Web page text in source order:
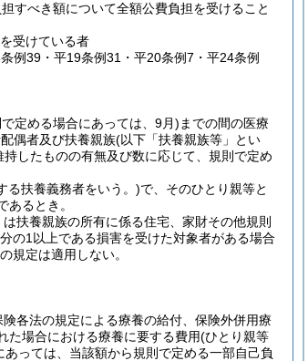
すべき額について全額公費負担を受けること
受けている者
例39・平19条例31・平20条例7・平24条例
定める場合にあっては、9月) までの間の医療
偶者及び扶養親族(以下「扶養親族等」とい
したものの有無及び数に応じて、規則で定め
る扶養義務者をいう。)で、そのひとり親等と
るとき。
扶養親族の所有に係る住宅、家財その他規則
の1以上である損害を受けた対象者がある場合
の規定は適用しない。
各法の規定による療養の給付、保険外併用療
た場合における療養に要する費用(ひとり親等
あっては、当該額から規則で定める一部自己負